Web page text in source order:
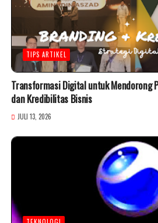
TIPS ARTIKEL
Transformasi Digital untuk Mendorong
dan Kredibilitas Bisnis
JULI 13, 2026